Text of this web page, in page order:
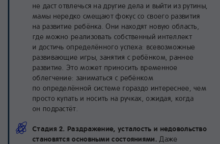
не даст отвлечься на другие дела и выйти из рутины,
мамы нередко смещают фокус со своего развития
на развитие ребёнка. Они находят новую область,
где можно реализовать собственный интеллект
и достичь определённого успеха: всевозможные
развивающие игры, занятия с ребёнком, раннее
развитие. Это может приносить временное
облегчение: заниматься с ребёнком
по определённой системе гораздо интереснее, чем
просто купать и носить на ручках, ожидая, когда
он подрастёт.
Стадия 2. Раздражение, усталость и недовольство
становятся основными состояниями. Даже